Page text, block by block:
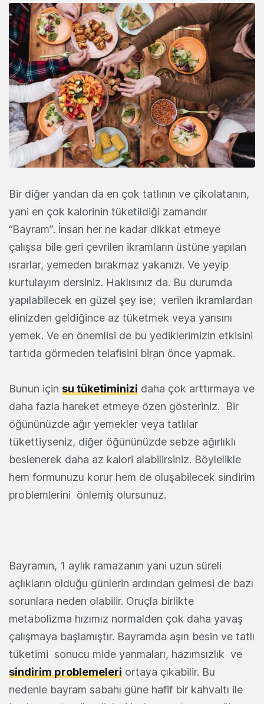
Bir diğer yandan da en çok tatlının ve çikolatanın,
yani en çok kalorinin tüketildiği zamandır
“Bayram”. İnsan her ne kadar dikkat etmeye
çalışsa bile geri çevrilen ikramların üstüne yapılan
ısrarlar, yemeden bırakmaz yakanızı. Ve yeyip
kurtulayım dersiniz. Haklısınız da. Bu durumda
yapılabilecek en güzel şey ise; verilen ikramlardan
elinizden geldiğince az tüketmek veya yarısını
yemek. Ve en önemlisi de bu yediklerimizin etkisini
tartıda görmeden telafisini biran önce yapmak.
Bunun için su tüketiminizi daha çok arttırmaya ve
daha fazla hareket etmeye özen gösteriniz. Bir
öğününüzde ağır yemekler veya tatlılar
tükettiyseniz, diğer öğününüzde sebze ağırlıklı
beslenerek daha az kalori alabilirsiniz. Böylelikle
hem formunuzu korur hem de oluşabilecek sindirim
problemlerini önlemiş olursunuz.
Bayramın, 1 aylık ramazanın yani uzun süreli
açlıkların olduğu günlerin ardından gelmesi de bazı
sorunlara neden olabilir. Oruçla birlikte
metabolizma hızımız normalden çok daha yavaş
çalışmaya başlamıştır. Bayramda aşırı besin ve tatlı
tüketimi sonucu mide yanmaları, hazımsızlık ve
sindirim problemeleri ortaya çıkabilir. Bu
nedenle bayram sabahı güne hafif bir kahvaltı ile